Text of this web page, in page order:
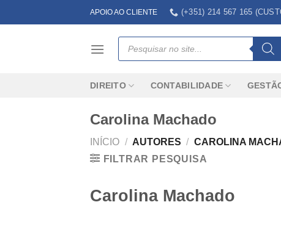
to
APOIO AO CLIENTE (+351) 214 567 165
Products
search
DIREITO CONTABILIDADE
Carolina Machado
INÍCIO / AUTORES / CAROLINA
FILTRAR PESQUISA
Carolina Machado